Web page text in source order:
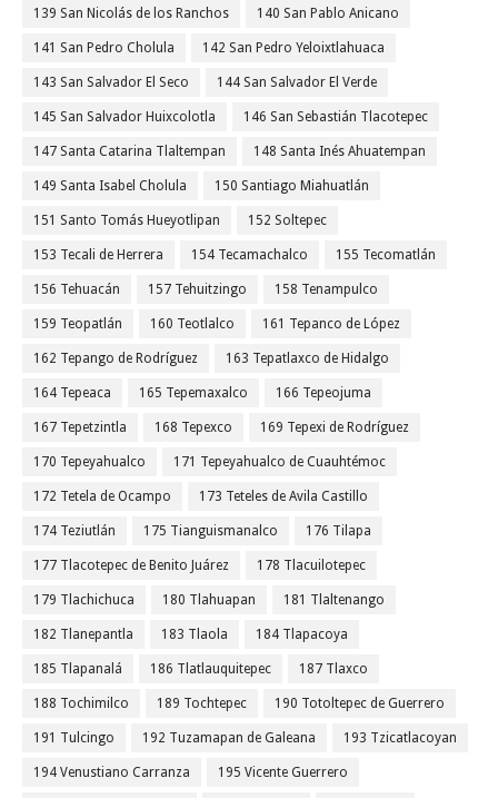
139 San Nicolás de los Ranchos 140 San Pablo Anicano
141 San Pedro Cholula 142 San Pedro Yeloixtlahuaca
143 San Salvador El Seco 144 San Salvador El Verde
145 San Salvador Huixcolotla 146 San Sebastián Tlacotepec
147 Santa Catarina Tlaltempan 148 Santa Inés Ahuatempan
149 Santa Isabel Cholula 150 Santiago Miahuatlán
151 Santo Tomás Hueyotlipan 152 Soltepec
153 Tecali de Herrera 154 Tecamachalco 155 Tecomatlán
156 Tehuacán 157 Tehuitzingo 158 Tenampulco
159 Teopatlán 160 Teotlalco 161 Tepanco de López
162 Tepango de Rodríguez 163 Tepatlaxco de Hidalgo
164 Tepeaca 165 Tepemaxalco 166 Tepeojuma
167 Tepetzintla 168 Tepexco 169 Tepexi de Rodríguez
170 Tepeyahualco 171 Tepeyahualco de Cuauhtémoc
172 Tetela de Ocampo 173 Teteles de Avila Castillo
174 Teziutlán 175 Tianguismanalco 176 Tilapa
177 Tlacotepec de Benito Juárez 178 Tlacuilotepec
179 Tlachichuca 180 Tlahuapan 181 Tlaltenango
182 Tlanepantla 183 Tlaola 184 Tlapacoya
185 Tlapanalá 186 Tlatlauquitepec 187 Tlaxco
188 Tochimilco 189 Tochtepec 190 Totoltepec de Guerrero
191 Tulcingo 192 Tuzamapan de Galeana 193 Tzicatlacoyan
194 Venustiano Carranza 195 Vicente Guerrero